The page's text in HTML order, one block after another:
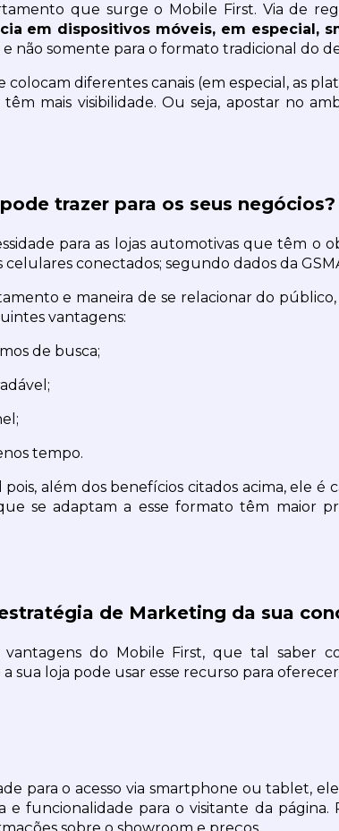
que surge o Mobile First. Via de
em dispositivos móveis, em especial,
e não somente para o formato tradicional do
colocam diferentes canais (em especial, as
mais visibilidade. Ou seja, apostar no
trazer para os seus negócios?
para as lojas automotivas que têm o
celulares conectados; segundo dados da
e maneira de se relacionar do
vantagens:
de busca;
tempo.
além dos benefícios citados acima, ele
se adaptam a esse formato têm
de Marketing da sua
do Mobile First, que tal saber
sua loja pode usar esse recurso para
para o acesso via smartphone ou tablet,
e funcionalidade para o visitante da